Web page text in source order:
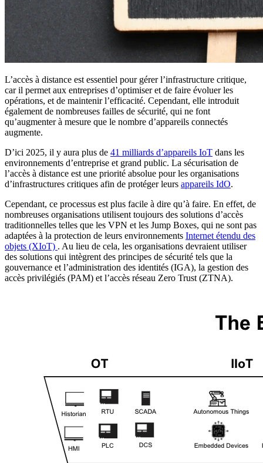
L’accès à distance est essentiel pour gérer l’infrastructure critique,
car il permet aux entreprises d’optimiser et de faire évoluer les
opérations, et de maintenir l’efficacité. Cependant, elle introduit
également de nombreuses failles de sécurité, qui ne font
qu’augmenter à mesure que le nombre d’appareils connectés
augmente.
D’ici 2025, il y aura plus de 41 milliards d’appareils IoT dans les
environnements d’entreprise et grand public. La sécurisation de
l’accès à distance est une priorité absolue pour les organisations
d’infrastructures critiques afin de protéger leurs appareils IdO.
Cependant, ce processus est plus facile à dire qu’à faire. En effet, de
nombreuses organisations utilisent toujours des solutions d’accès
traditionnelles telles que les VPN et les Jump Boxes, qui ne sont pas
adaptées à la protection de leurs environnements Internet étendu des
objets (XIoT) . Au lieu de cela, les organisations devraient utiliser
des solutions qui intègrent des principes de sécurité tels que la
gouvernance et l’administration des identités (IGA), la gestion des
accès privilégiés (PAM) et l’accès réseau Zero Trust (ZTNA).